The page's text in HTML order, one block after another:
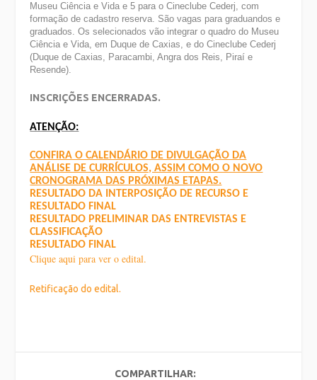
Museu Ciência e Vida e 5 para o Cineclube Cederj, com
formação de cadastro reserva. São vagas para graduandos e
graduados. Os selecionados vão integrar o quadro do Museu
Ciência e Vida, em Duque de Caxias, e do Cineclube Cederj
(Duque de Caxias, Paracambi, Angra dos Reis, Piraí e
Resende).
INSCRIÇÕES ENCERRADAS.
ATENÇÃO:
CONFIRA O CALENDÁRIO DE DIVULGAÇÃO DA
ANÁLISE DE CURRÍCULOS, ASSIM COMO O NOVO
CRONOGRAMA DAS PRÓXIMAS ETAPAS.
RESULTADO DA INTERPOSIÇÃO DE RECURSO E
RESULTADO FINAL
RESULTADO PRELIMINAR DAS ENTREVISTAS E
CLASSIFICAÇÃO
RESULTADO FINAL
Clique aqui para ver o edital.
Retificação do edital.
COMPARTILHAR: